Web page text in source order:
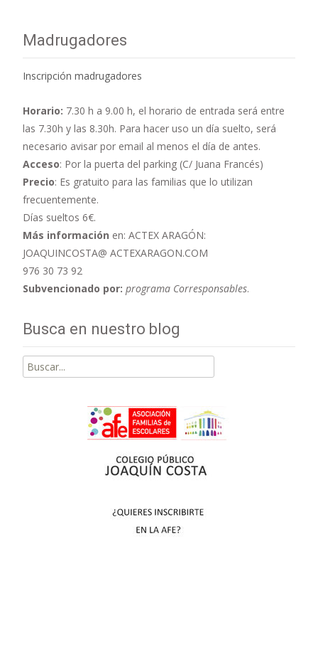
Madrugadores
Inscripción madrugadores
Horario: 7.30 h a 9.00 h, el horario de entrada será entre
las 7.30h y las 8.30h. Para hacer uso un día suelto, será
necesario avisar por email al menos el día de antes.
Acceso: Por la puerta del parking (C/ Juana Francés)
Precio: Es gratuito para las familias que lo utilizan
frecuentemente.
Días sueltos 6€.
Más información en: ACTEX ARAGÓN:
JOAQUINCOSTA@ ACTEXARAGON.COM
976 30 73 92
Subvencionado por: programa Corresponsables.
Busca en nuestro blog
Buscar
por: